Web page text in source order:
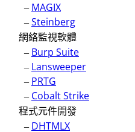
– MAGIX
–Steinberg
網絡監視軟體
– Burp Suite
– Lansweeper
– PRTG
– Cobalt Strike
程式元件開發
– DHTMLX